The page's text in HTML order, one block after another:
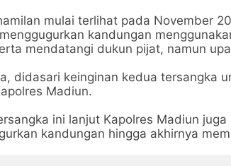
mulai terlihat pada November
kandungan
mendatangi dukun pijat, namun
didasari keinginan kedua tersangka
Madiun.
ini lanjut Kapolres Madiun
kandungan hingga akhirnya